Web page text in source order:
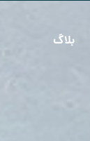
بلاگ